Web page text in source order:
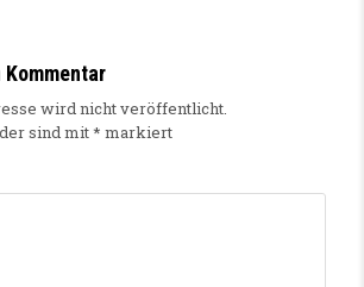
wird nicht veröffentlicht.
sind mit* markiert